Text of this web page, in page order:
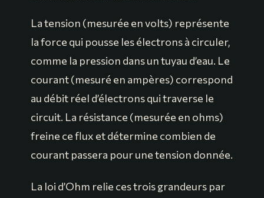
La tension (mesurée en volts) représente
la force qui pousse les électrons à circuler,
comme la pression dans un tuyau d’eau. Le
courant (mesuré en ampères) correspond
au débit réel d’électrons qui traverse le
circuit. La résistance (mesurée en ohms)
freine ce flux et détermine combien de
courant passera pour une tension donnée.
La loi d’Ohm relie ces trois grandeurs par